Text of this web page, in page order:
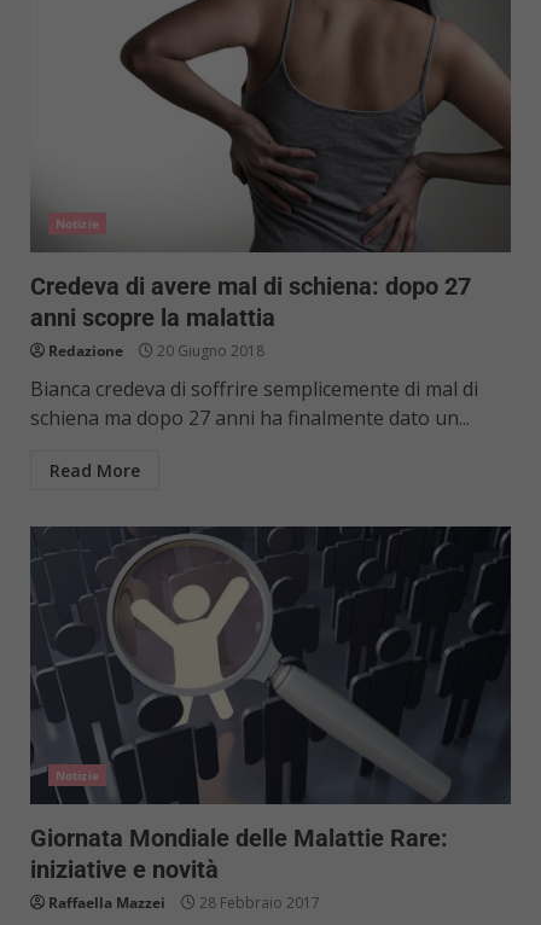
Notizie
Credeva di avere mal di schiena: dopo 27
anni scopre la malattia
Redazione 20 Giugno 2018
Bianca credeva di soffrire semplicemente di mal di
schiena ma dopo 27 anni ha finalmente dato un...
Read More
Notizie
Giornata Mondiale delle Malattie Rare:
iniziative e novità
Raffaella Mazzei 28 Febbraio 2017